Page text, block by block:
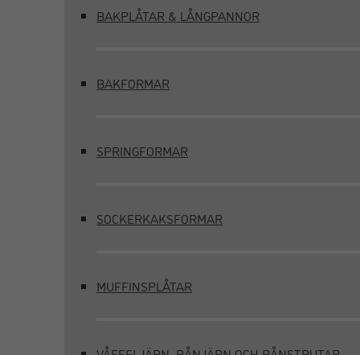
BAKPLÅTAR & LÅNGPANNOR
BAKFORMAR
SPRINGFORMAR
SOCKERKAKSFORMAR
MUFFINSPLÅTAR